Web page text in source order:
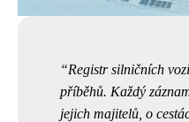
Registr silničních
příběhů. Každý
jejich majitelů, o